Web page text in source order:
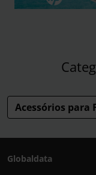
Acessórios para
Globaldata